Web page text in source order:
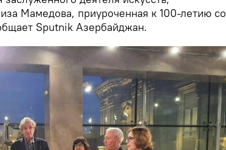
Мамедова, приуроченная к 100-летию со
Sputnik Азербайджан.